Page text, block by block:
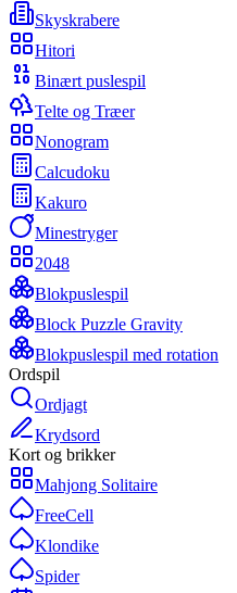
Skyskrabere
Hitori
Binært puslespil
Telte og Træer
Nonogram
Calcudoku
Kakuro
Minestryger
2048
Blokpuslespil
Block Puzzle Gravity
Blokpuslespil med rotation
Ordspil
Ordjagt
Krydsord
Kort og brikker
Mahjong Solitaire
FreeCell
Klondike
Spider